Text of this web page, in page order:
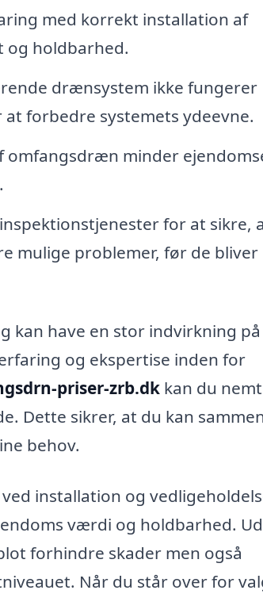
med korrekt installation af
og holdbarhed.
drænsystem ikke fungerer
forbedre systemets ydeevne.
omfangsdræn minder
for at sikre,
mulige problemer, før de bliver
have en stor indvirkning
og ekspertise inden for
priser-zrb.dk kan du nemt
Dette sikrer, at du kan
behov.
installation og
værdi og holdbarhed.
forhindre skader men også
Når du står over for